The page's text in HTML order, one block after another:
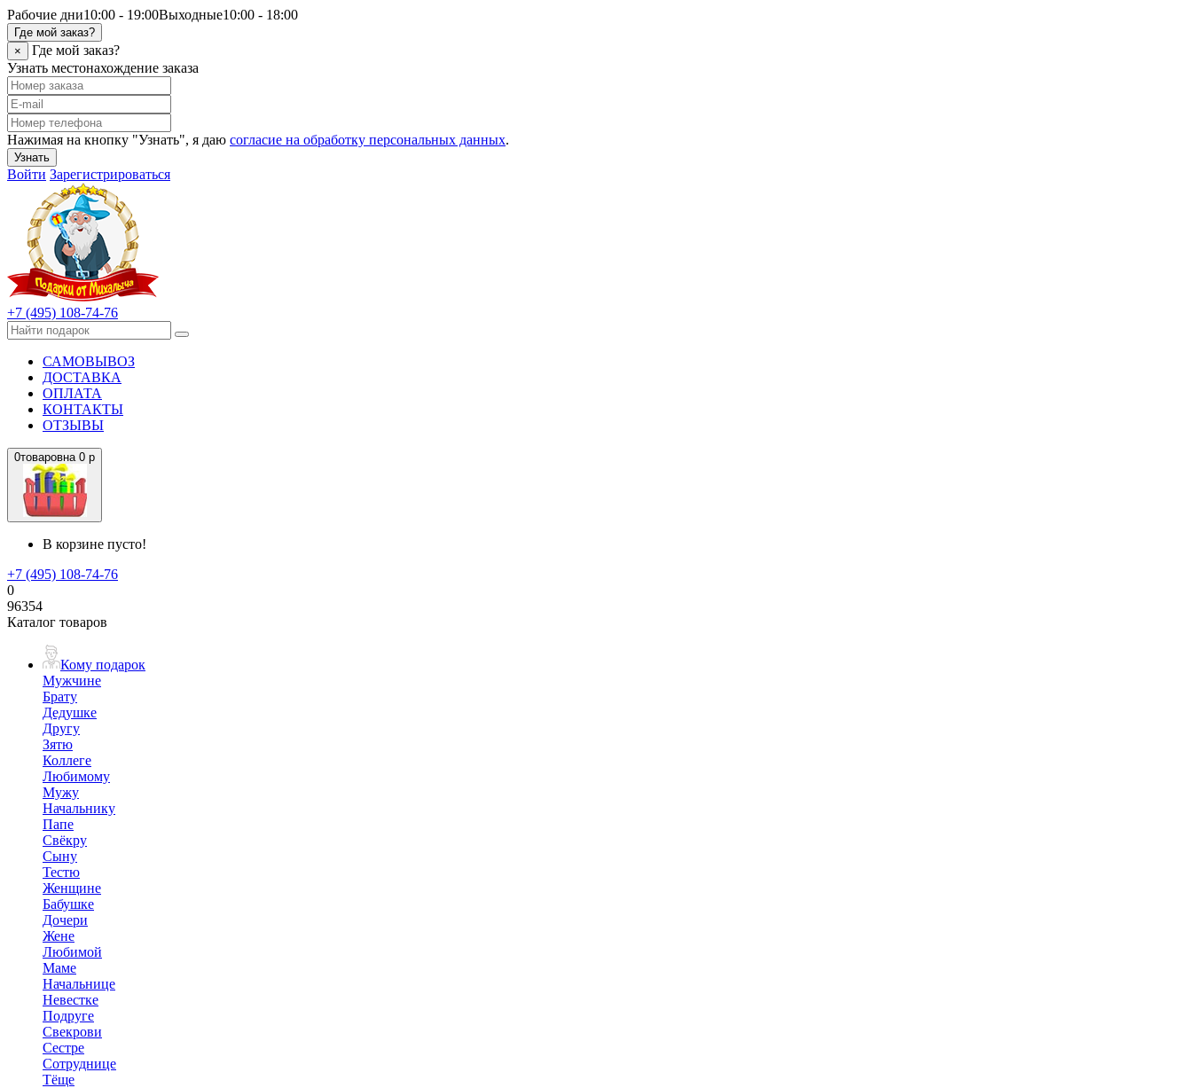
Рабочие дни10:00 - 19:00Выходные10:00 - 18:00
Где мой заказ?
×
Где мой заказ?
Узнать местонахождение заказа
Нажимая на кнопку "Узнать", я даю согласие на обработку персональных данных.
Узнать
Войти Зарегистрироваться
+7 (495) 108-74-76
САМОВЫВОЗ
ДОСТАВКА
ОПЛАТА
КОНТАКТЫ
ОТЗЫВЫ
0товаровна 0 р
В корзине пусто!
+7 (495) 108-74-76
0
96354
Каталог товаров
Кому подарок
Мужчине
Брату
Дедушке
Другу
Зятю
Коллеге
Любимому
Мужу
Начальнику
Папе
Свёкру
Сыну
Тестю
Женщине
Бабушке
Дочери
Жене
Любимой
Маме
Начальнице
Невестке
Подруге
Свекрови
Сестре
Сотруднице
Тёще